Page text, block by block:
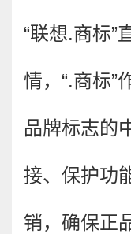
“联想.商标”
情，“.商标”
品牌标志的
接、保护功
销，确保正